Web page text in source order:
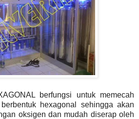
berfungsi untuk memecah
hexagonal sehingga akan
oksigen dan mudah diserap oleh